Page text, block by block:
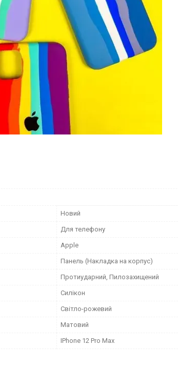
Новий
Для телефону
Apple
Панель (Накладка на корпус)
Протиударний, Пилозахищений
Силікон
Світло-рожевий
Матовий
IPhone 12 Pro Max